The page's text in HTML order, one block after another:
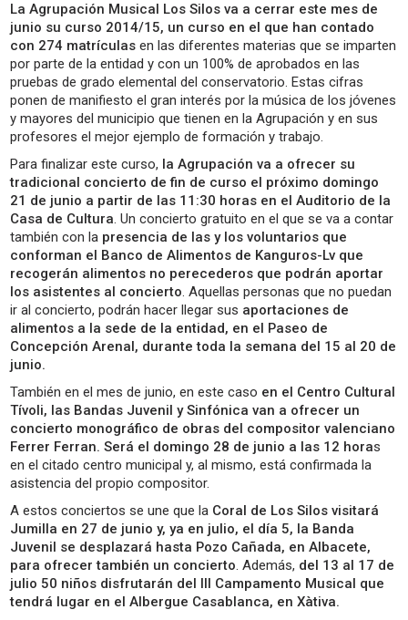
La Agrupación Musical Los Silos va a cerrar este mes de
junio su curso 2014/15, un curso en el que han contado
con 274 matrículas en las diferentes materias que se imparten
por parte de la entidad y con un 100% de aprobados en las
pruebas de grado elemental del conservatorio. Estas cifras
ponen de manifiesto el gran interés por la música de los jóvenes
y mayores del municipio que tienen en la Agrupación y en sus
profesores el mejor ejemplo de formación y trabajo.
Para finalizar este curso, la Agrupación va a ofrecer su
tradicional concierto de fin de curso el próximo domingo
21 de junio a partir de las 11:30 horas en el Auditorio de la
Casa de Cultura. Un concierto gratuito en el que se va a contar
también con la presencia de las y los voluntarios que
conforman el Banco de Alimentos de Kanguros-Lv que
recogerán alimentos no perecederos que podrán aportar
los asistentes al concierto. Aquellas personas que no puedan
ir al concierto, podrán hacer llegar sus aportaciones de
alimentos a la sede de la entidad, en el Paseo de
Concepción Arenal, durante toda la semana del 15 al 20 de
junio.
También en el mes de junio, en este caso en el Centro Cultural
Tívoli, las Bandas Juvenil y Sinfónica van a ofrecer un
concierto monográfico de obras del compositor valenciano
Ferrer Ferran. Será el domingo 28 de junio a las 12 horas
en el citado centro municipal y, al mismo, está confirmada la
asistencia del propio compositor.
A estos conciertos se une que la Coral de Los Silos visitará
Jumilla en 27 de junio y, ya en julio, el día 5, la Banda
Juvenil se desplazará hasta Pozo Cañada, en Albacete,
para ofrecer también un concierto. Además, del 13 al 17 de
julio 50 niños disfrutarán del III Campamento Musical que
tendrá lugar en el Albergue Casablanca, en Xàtiva.